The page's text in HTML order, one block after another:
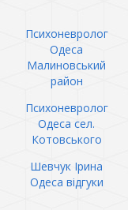
Психоневролог
Одеса
Малиновський
район
Психоневролог
Одеса сел.
Котовського
Шевчук Ірина
Одеса відгуки